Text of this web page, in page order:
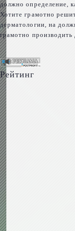
должно определение,
Хотите грамотно
дерматологии, на
грамотно
Рейтинг